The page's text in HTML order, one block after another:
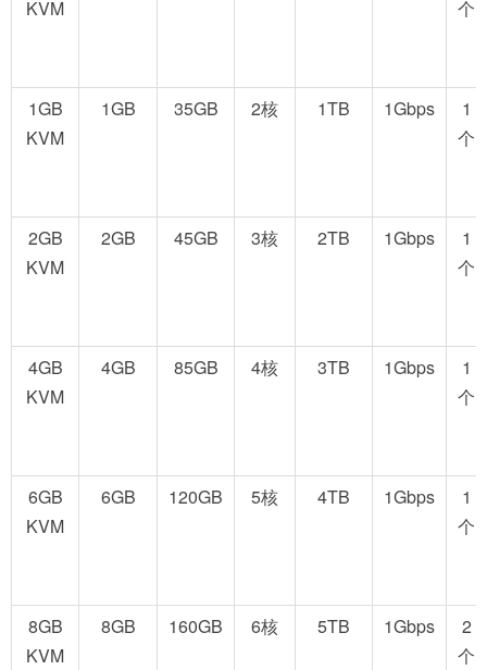
KVM 个
1GB
KVM
1GB 35GB 2核 1TB 1Gbps
1
个
2GB
KVM
2GB 45GB 3核 2TB 1Gbps
1
个
4GB
KVM
4GB 85GB 4核 3TB 1Gbps
1
个
6GB
KVM
6GB 120GB 5核 4TB 1Gbps
1
个
8GB
KVM
8GB 160GB 6核 5TB 1Gbps
2
个